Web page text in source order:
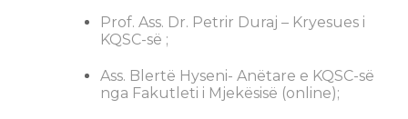
Prof. Ass. Dr. Petrir Duraj – Kryesues i
KQSC-së ;
Ass. Blertë Hyseni- Anëtare e KQSC-së
nga Fakutleti i Mjekësisë (online);